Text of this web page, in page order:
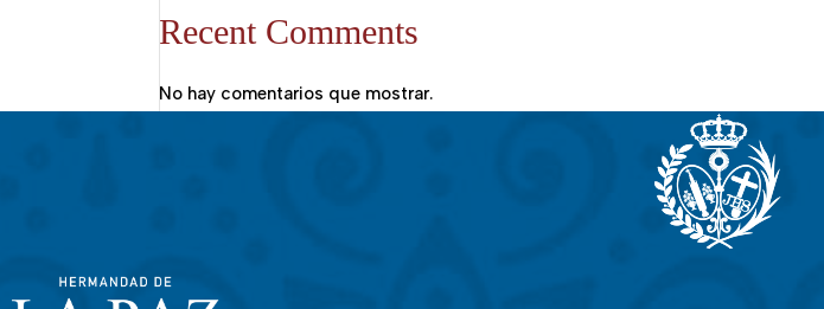
Recent Comments
No hay comentarios que mostrar.